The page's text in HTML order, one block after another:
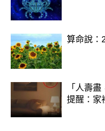
算命說：
「人壽
提醒：家